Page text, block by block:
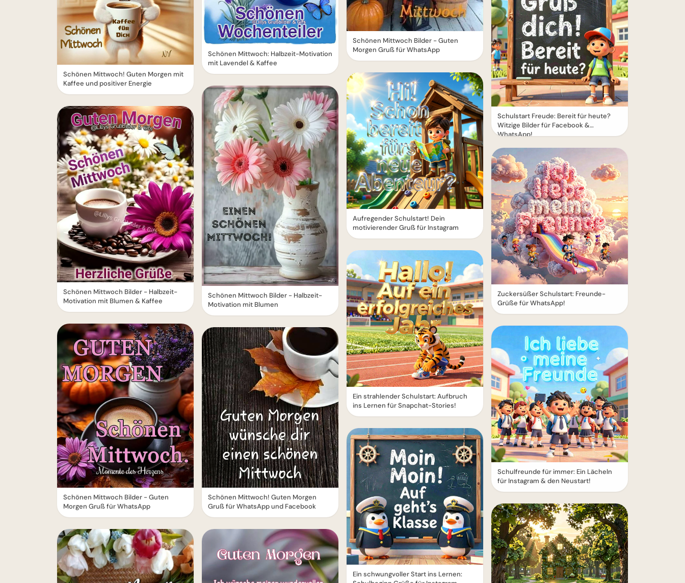
Schönen Mittwoch! Guten Morgen mit
Kaffee und positiver Energie
Schönen Mittwoch Bilder - Halbzeit-
Motivation mit Blumen & Kaffee
Schönen Mittwoch Bilder - Guten
Morgen Gruß für WhatsApp
Schönen Mittwoch: Halbzeit-Motivation
mit Lavendel & Kaffee
Schönen Mittwoch Bilder - Halbzeit-
Motivation mit Blumen
Schönen Mittwoch! Guten Morgen
Gruß für WhatsApp und Facebook
Schönen Mittwoch Bilder - Guten
Morgen Gruß für WhatsApp
Aufregender Schulstart! Dein
motivierender Gruß für Instagram
Ein strahlender Schulstart: Aufbruch
ins Lernen für Snapchat-Stories!
Ein schwungvoller Start ins Lernen:
Schulstart Freude: Bereit für heute?
Witzige Bilder für Facebook &
WhatsApp!
Zuckersüßer Schulstart: Freunde-
Grüße für WhatsApp!
Schulfreunde für immer: Ein Lächeln
für Instagram & den Neustart!